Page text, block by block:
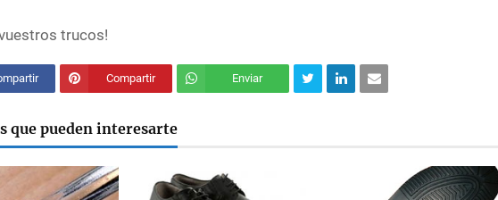
trucos!
Compartir Enviar
que pueden interesarte